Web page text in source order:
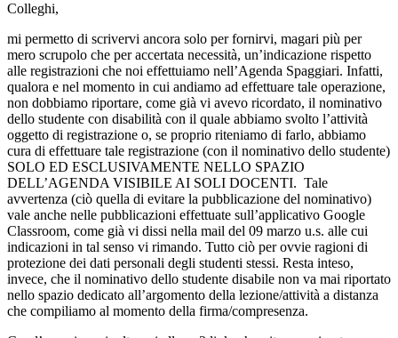
Colleghi,
mi permetto di scrivervi ancora solo per fornirvi, magari più per
mero scrupolo che per accertata necessità, un’indicazione rispetto
alle registrazioni che noi effettuiamo nell’Agenda Spaggiari. Infatti,
qualora e nel momento in cui andiamo ad effettuare tale operazione,
non dobbiamo riportare, come già vi avevo ricordato, il nominativo
dello studente con disabilità con il quale abbiamo svolto l’attività
oggetto di registrazione o, se proprio riteniamo di farlo, abbiamo
cura di effettuare tale registrazione (con il nominativo dello studente)
SOLO ED ESCLUSIVAMENTE NELLO SPAZIO
DELL’AGENDA VISIBILE AI SOLI DOCENTI. Tale
avvertenza (ciò quella di evitare la pubblicazione del nominativo)
vale anche nelle pubblicazioni effettuate sull’applicativo Google
Classroom, come già vi dissi nella mail del 09 marzo u.s. alle cui
indicazioni in tal senso vi rimando. Tutto ciò per ovvie ragioni di
protezione dei dati personali degli studenti stessi. Resta inteso,
invece, che il nominativo dello studente disabile non va mai riportato
nello spazio dedicato all’argomento della lezione/attività a distanza
che compiliamo al momento della firma/compresenza.